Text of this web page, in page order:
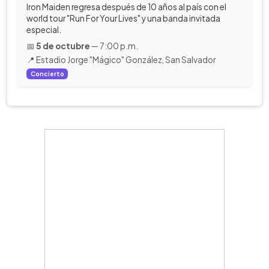
Iron Maiden regresa después de 10 años al país con el
world tour "Run For Your Lives" y una banda invitada
especial.
📅 5 de octubre — 7:00 p.m.
📍 Estadio Jorge "Mágico" González, San Salvador
Concierto